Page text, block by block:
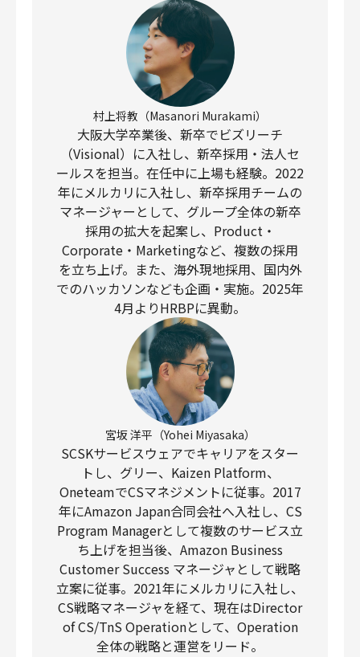
村上将教（Masanori Murakami）
大阪大学卒業後、新卒でビズリーチ
（Visional）に入社し、新卒採用・法人セ
ールスを担当。在任中に上場も経験。2022
年にメルカリに入社し、新卒採用チームの
マネージャーとして、グループ全体の新卒
採用の拡大を起案し、Product・
Corporate・Marketingなど、複数の採用
を立ち上げ。また、海外現地採用、国内外
でのハッカソンなども企画・実施。2025年
4月よりHRBPに異動。
宮坂 洋平（Yohei Miyasaka）
SCSKサービスウェアでキャリアをスター
トし、グリー、Kaizen Platform、
OneteamでCSマネジメントに従事。2017
年にAmazon Japan合同会社へ入社し、CS
Program Managerとして複数のサービス立
ち上げを担当後、Amazon Business
Customer Success マネージャとして戦略
立案に従事。2021年にメルカリに入社し、
CS戦略マネージャを経て、現在はDirector
of CS/TnS Operationとして、Operation
全体の戦略と運営をリード。